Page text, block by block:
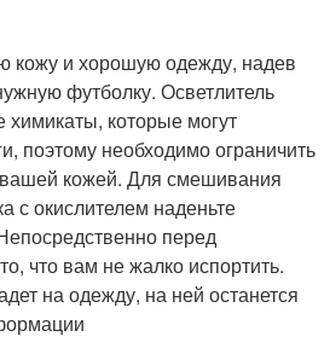
кожу и хорошую одежду, надев
футболку. Осветлитель
химикаты, которые могут
поэтому необходимо ограничить
вашей кожей. Для смешивания
с окислителем наденьте
перед
что вам не жалко испортить.
на одежду, на ней останется